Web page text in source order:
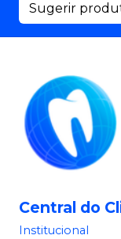
Sugerir
Central do
Institucional